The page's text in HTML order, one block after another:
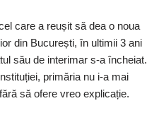
care a reușit să dea o noua
din București, în ultimii 3 ani
său de interimar s-a încheiat.
primăria nu i-a mai
să ofere vreo explicație.